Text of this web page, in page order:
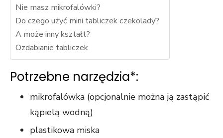
Nie masz mikrofalówki?
Do czego użyć mini tabliczek czekolady?
A może inny kształt?
Ozdabianie tabliczek
Potrzebne narzędzia*:
mikrofalówka (opcjonalnie można ją zastąpić
kąpielą wodną)
plastikowa miska
zainteresowania i
szansę na
spersonalizowanych